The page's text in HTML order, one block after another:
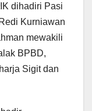
dihadiri Pasi
Kurniawan
mewakili
BPBD,
Sigit dan